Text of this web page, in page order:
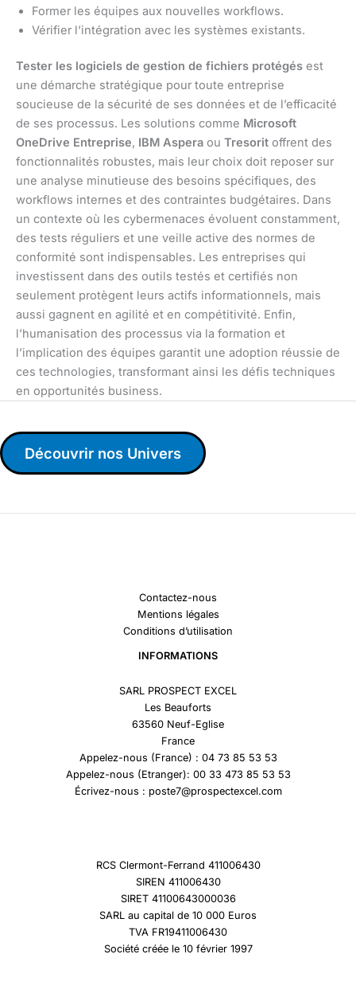
Former les équipes aux nouvelles workflows.
Vérifier l’intégration avec les systèmes existants.
Tester les logiciels de gestion de fichiers protégés est
une démarche stratégique pour toute entreprise
soucieuse de la sécurité de ses données et de l’efficacité
de ses processus. Les solutions comme Microsoft
OneDrive Entreprise, IBM Aspera ou Tresorit offrent des
fonctionnalités robustes, mais leur choix doit reposer sur
une analyse minutieuse des besoins spécifiques, des
workflows internes et des contraintes budgétaires. Dans
un contexte où les cybermenaces évoluent constamment,
des tests réguliers et une veille active des normes de
conformité sont indispensables. Les entreprises qui
investissent dans des outils testés et certifiés non
seulement protègent leurs actifs informationnels, mais
aussi gagnent en agilité et en compétitivité. Enfin,
l’humanisation des processus via la formation et
l’implication des équipes garantit une adoption réussie de
ces technologies, transformant ainsi les défis techniques
en opportunités business.
Découvrir nos Univers
Contactez-nous
Mentions légales
Conditions d’utilisation
INFORMATIONS
SARL PROSPECT EXCEL
Les Beauforts
63560 Neuf-Eglise
France
Appelez-nous (France) : 04 73 85 53 53
Appelez-nous (Etranger): 00 33 473 85 53 53
Écrivez-nous : poste7@prospectexcel.com
RCS Clermont-Ferrand 411006430
SIREN 411006430
SIRET 41100643000036
SARL au capital de 10 000 Euros
TVA FR19411006430
Société créée le 10 février 1997